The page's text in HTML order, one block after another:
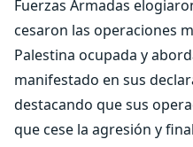
Fuerzas Armadas
cesaron las operaciones
Palestina ocupada y
manifestado en sus
destacando que sus
que cese la agresión y